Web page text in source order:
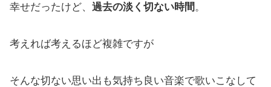
幸せだったけど、 過去の淡く切ない時間。
考えれば考えるほど複雑ですが
そんな切ない思い出も気持ち良い音楽で歌いこなして